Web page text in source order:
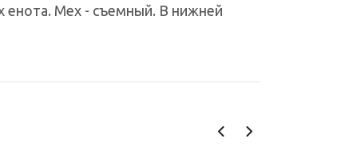
енота. Мех - съемный. В нижней